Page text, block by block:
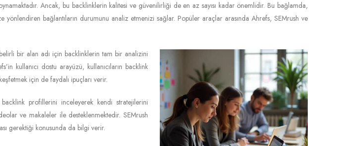
Ancak, bu backlinklerin kalitesi ve güvenilirliği de en az sayısı kadar önemlidir. Bu bağlamda,
bağlantıların durumunu analiz etmenizi sağlar. Popüler araçlar arasında Ahrefs, SEMrush ve
bir alan adı için backlinklerin tam bir analizini
kullanıcı dostu arayüzü, kullanıcıların backlink
için de faydalı ipuçları verir.
profillerini inceleyerek kendi stratejilerini
ve makaleler ile desteklenmektedir. SEMrush
gerektiği konusunda da bilgi verir.